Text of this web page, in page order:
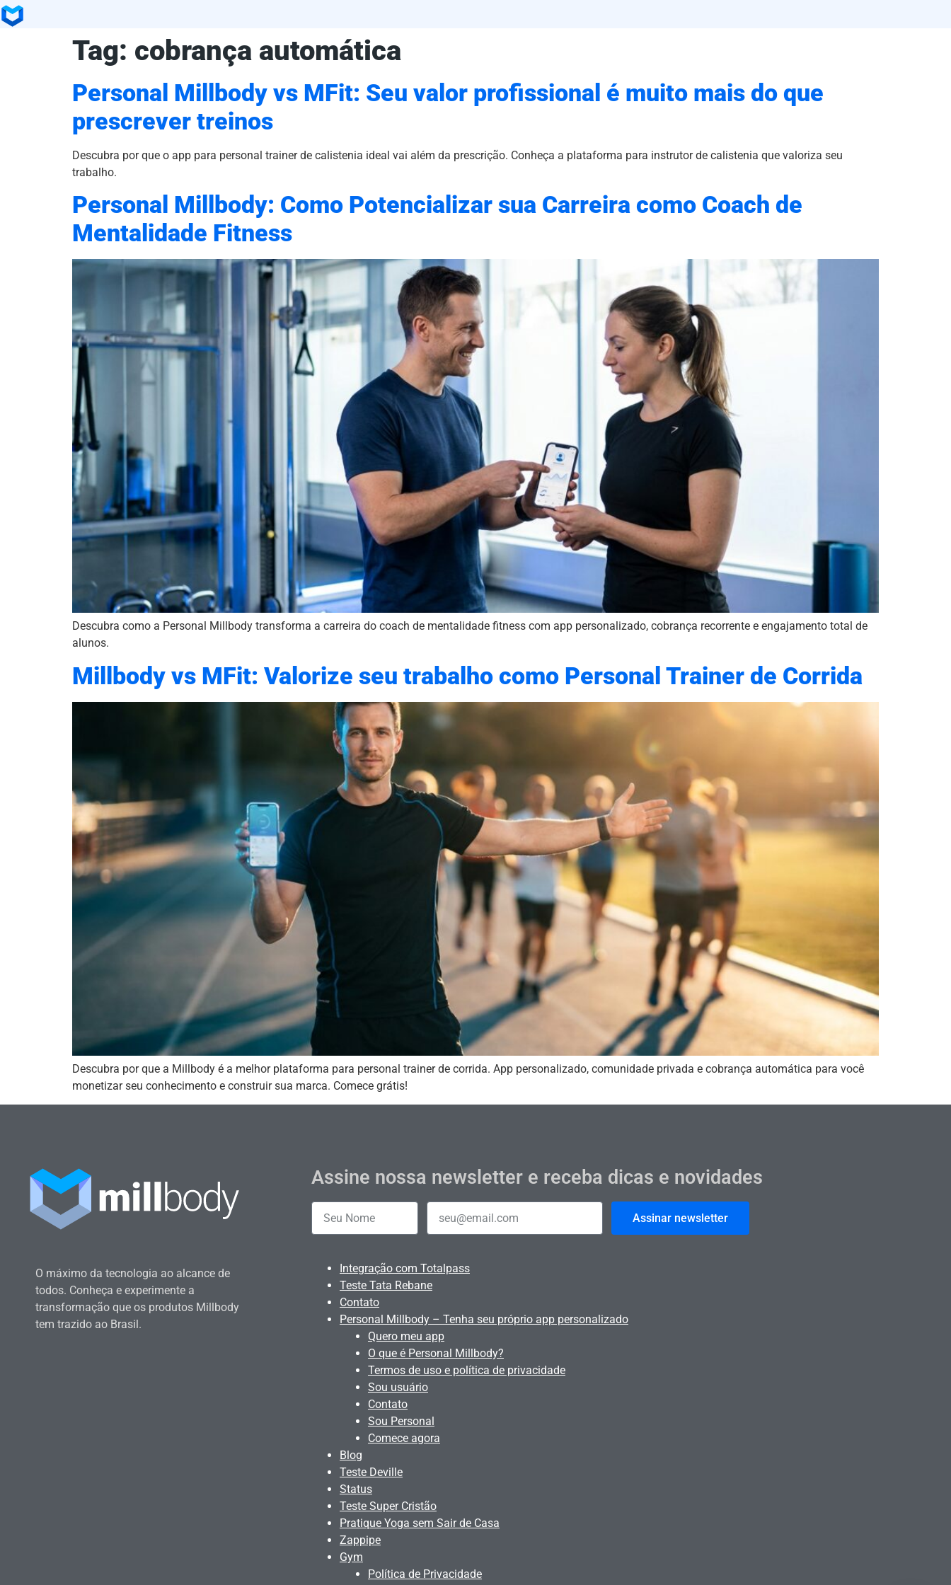
Tag: cobrança automática
Personal Millbody vs MFit: Seu valor profissional é muito mais do que
prescrever treinos
Descubra por que o app para personal trainer de calistenia ideal vai além da prescrição. Conheça a plataforma para instrutor de calistenia que valoriza seu
trabalho.
Personal Millbody: Como Potencializar sua Carreira como Coach de
Mentalidade Fitness
Descubra como a Personal Millbody transforma a carreira do coach de mentalidade fitness com app personalizado, cobrança recorrente e engajamento total de
alunos.
Millbody vs MFit: Valorize seu trabalho como Personal Trainer de Corrida
Descubra por que a Millbody é a melhor plataforma para personal trainer de corrida. App personalizado, comunidade privada e cobrança automática para você
monetizar seu conhecimento e construir sua marca. Comece grátis!
O máximo da tecnologia ao alcance de
todos. Conheça e experimente a
transformação que os produtos Millbody
tem trazido ao Brasil.
Assine nossa newsletter e receba dicas e novidades
Assinar newsletter
Integração com Totalpass
Teste Tata Rebane
Contato
Personal Millbody – Tenha seu próprio app personalizado
Quero meu app
O que é Personal Millbody?
Termos de uso e política de privacidade
Sou usuário
Contato
Sou Personal
Comece agora
Blog
Teste Deville
Status
Teste Super Cristão
Pratique Yoga sem Sair de Casa
Zappipe
Gym
Política de Privacidade